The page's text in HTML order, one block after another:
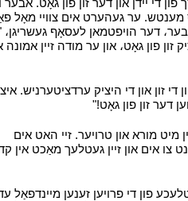
די יידן און דער זון פון גאָט.
ער געהערט אים צוויי מאָל
דער הויפטמאן לעסאָף געשריגן،
פון גאָט، און ער מודה זיין אמונה
זון און די היציק ערדציטערניש.
דער זון פון גאָט!"
מיט מורא און טרויער. זיי האט אים
צו אים און זיין געטלעך מאַכט אין
פון ​​די פרויען זענען מיינדפאַל